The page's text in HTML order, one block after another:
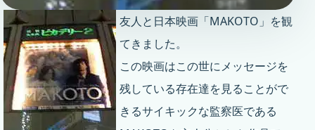
友人と日本映画「MAKOTO」を観
てきました。
この映画はこの世にメッセージを
残している存在達を見ることがで
きるサイキックな監察医である